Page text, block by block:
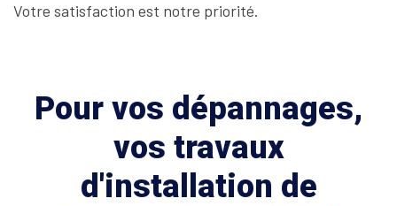
Votre satisfaction est notre priorité.
Pour vos dépannages,
vos travaux
d'installation de